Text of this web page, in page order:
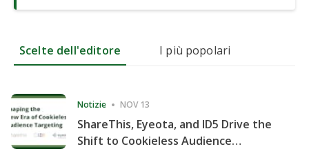
Scelte dell'editore I più popolari
Notizie NOV 13
ShareThis, Eyeota, and ID5 Drive the
Shift to Cookieless Audience